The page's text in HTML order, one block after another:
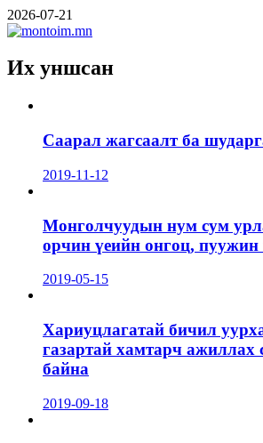
2026-07-21
Их уншсан
Саарал жагсаалт ба
2019-11-12
Монголчуудын нум сум
орчин үеийн онгоц, пуужин
2019-05-15
Хариуцлагатай бичил
газартай хамтарч ажиллах
байна
2019-09-18